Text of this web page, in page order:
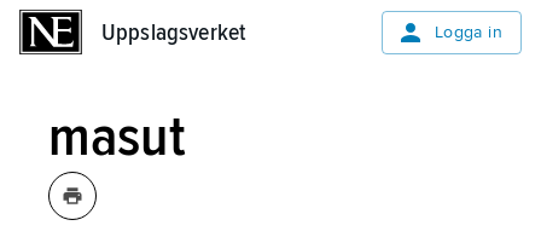
Uppslagsverket Logga in
masut